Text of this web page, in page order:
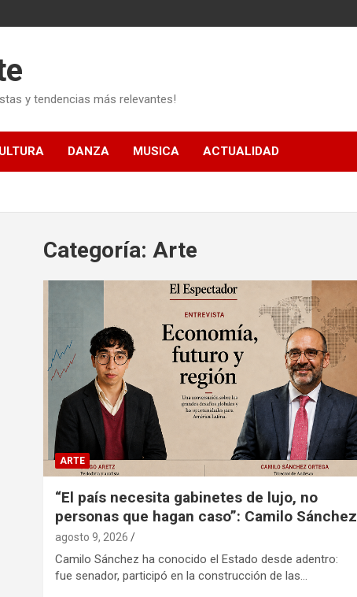
y tendencias más relevantes!
DANZA MUSICA ACTUALIDAD
Categoría:Arte
ARTE
“El país necesita gabinetes de lujo, no
personas que hagan caso”: Camilo Sánchez
agosto 9, 2026
Camilo Sánchez ha conocido el Estado desde adentro:
fue senador, participó en la construcción de las…